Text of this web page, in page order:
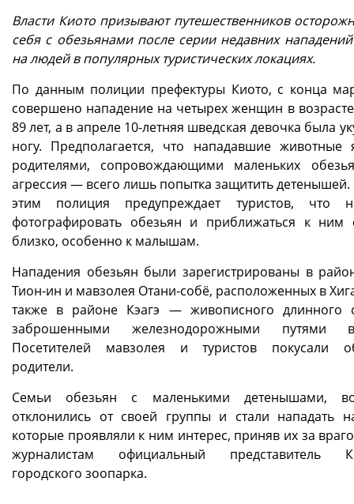
Власти Киото призывают путешественников
себя с обезьянами после серии недавних
на людей в популярных туристических локациях.
По данным полиции префектуры Киото, с конца
совершено нападение на четырех женщин в
89 лет, а в апреле 10-летняя шведская девочка была
ногу. Предполагается, что нападавшие животные
родителями, сопровождающими маленьких
агрессия — всего лишь попытка защитить детенышей.
этим полиция предупреждает туристов, что
фотографировать обезьян и приближаться к ним
близко, особенно к малышам.
Нападения обезьян были зарегистрированы в
Тион-ин и мавзолея Отани-собё, расположенных в
также в районе Кэагэ — живописного длинного
заброшенными железнодорожными путями
Посетителей мавзолея и туристов покусали
родители.
Семьи обезьян с маленькими детенышами,
отклонились от своей группы и стали нападать
которые проявляли к ним интерес, приняв их за
журналистам официальный представитель
городского зоопарка.